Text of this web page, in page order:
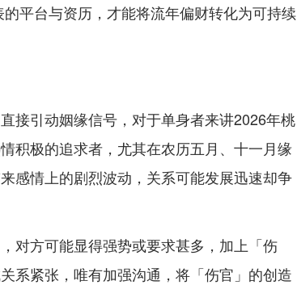
平台与资历，才能将流年偏财转化为可持续
接引动姻缘信号，对于单身者来讲2026年桃
积极的追求者，尤其在农历五月、十一月缘
感情上的剧烈波动，关系可能发展迅速却争
对方可能显得强势或要求甚多，加上「伤
系紧张，唯有加强沟通，将「伤官」的创造